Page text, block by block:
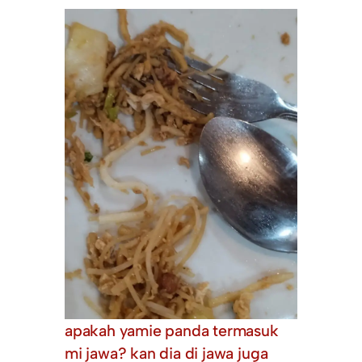
apakah yamie panda termasuk
mi jawa? kan dia di jawa juga